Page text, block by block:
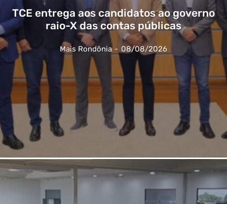
TCE entrega aos candidatos ao governo
raio-X das contas públicas
Mais Rondônia - 08/08/2026